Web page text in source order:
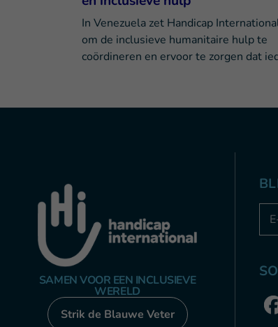
In Venezuela zet Handicap
om de inclusieve humanitaire hulp te
coördineren en ervoor te zorgen dat
SAMEN VOOR EEN INCLUSIEVE
WERELD
Strik de Blauwe Veter